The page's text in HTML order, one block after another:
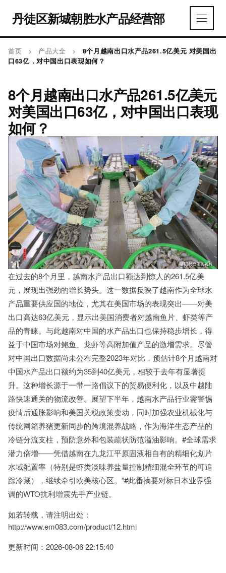
丹徒区新城朝胜水产品经营部
首页 > 产品大全 >
8个月越南出口水产品261.5亿美元 对美国出
口63亿，对中国出口表现如何？
8个月越南出口水产品261.5亿美元
对美国出口63亿，对中国出口表现
如何？
在过去的8个月里，越南水产品出口额达到惊人的261.5亿美
元，展现出强劲的增长势头。这一数据反映了越南作为全球水
产品重要供应国的地位，尤其在美国市场的表现突出——对美
出口高达63亿美元，显示出美国消费者对越南鱼片、虾类等产
品的青睐。与此越南对中国的水产品出口也保持稳步增长，得
益于中国市场对鲍鱼、龙虾等高附加值产品的激增需求。尽管
对中国出口数据尚未公布完整2023年对比，预估计8个月越南对
中国水产品出口额约为35到40亿美元，相较于去年有显著提
升。这种增长源于一带一路倡议下的贸易便利化，以及中越陆
路快速通关的物流改善。展望下半年，越南水产品行业需警惕
疫情后通胀影响和美国关税政策变动，同时加强农业机械化与
传统网箱养猪更新同步的跨境混养战略，作为海洋生态产品的
冷链分流支柱，预防意外和包装疏状防范溢油影响。#全球需求
潜力倍增——凭借越南在九龙江平原固液相自有的精细化划片
水域配置率（特别是虾类淡味养盐量控制精细混全环节的可追
踪冷藏），继续牵引欧美核心区。”#此番摘要对标日本业界强
调的WTO抗利增震先手产业链。
如若转载，请注明出处：
http://www.em083.com/product/12.html
更新时间：2026-08-06 22:15:40